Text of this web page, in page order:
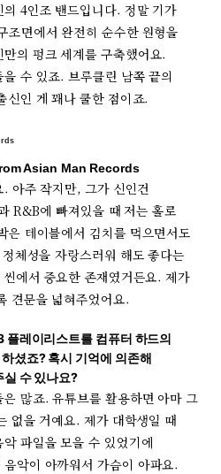
4인조 밴드입니다. 정말 기가
조면에서 완전히 순수한 원형을
의 펑크 세계를 구축했어요.
수 있죠. 브루클린 남쪽 끝의
신인 게 꽤나 쿨한 점이죠.
Asian Man Records
아주 작지만, 그가 신인건
R&B에 빠져있을 때 저는 홀로
은 테이블에서 김치를 먹으면서도
체성을 자랑스러워 해도 좋다는
에서 중요한 존재였거든요. 제가
견문을 넓혀주었어요.
플레이리스트를 컴퓨터 하드의
셨죠? 혹시 기억에 의존해
실 수 있나요?
많죠. 유튜브를 활용하면 아마 그
없을 거예요. 제가 대학생일 때
파일을 모을 수 있었기에
악이 아까워서 가슴이 아파요.